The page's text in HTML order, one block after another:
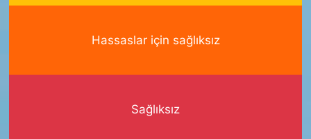
Hassaslar için sağlıksız
Sağlıksız